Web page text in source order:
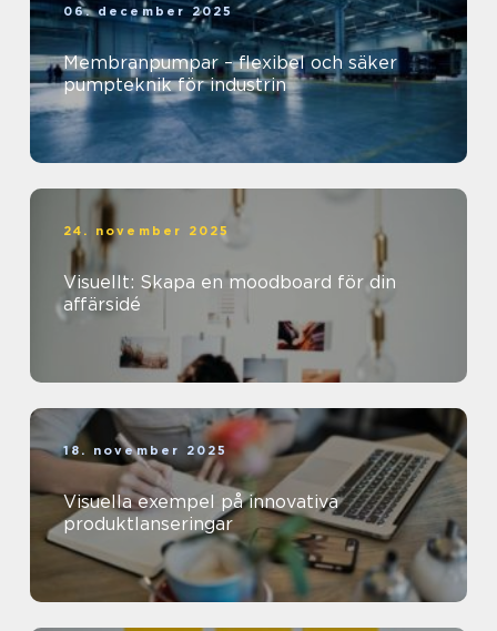
06. december 2025
Membranpumpar – flexibel och säker
pumpteknik för industrin
24. november 2025
Visuellt: Skapa en moodboard för din
affärsidé
18. november 2025
Visuella exempel på innovativa
produktlanseringar